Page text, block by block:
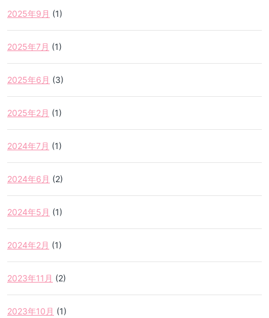
2025年9月 (1)
2025年7月 (1)
2025年6月 (3)
2025年2月 (1)
2024年7月 (1)
2024年6月 (2)
2024年5月 (1)
2024年2月 (1)
2023年11月 (2)
2023年10月 (1)